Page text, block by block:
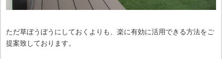
ただ草ぼうぼうにしておくよりも、楽に有効に活用できる方法をご
提案致しております。